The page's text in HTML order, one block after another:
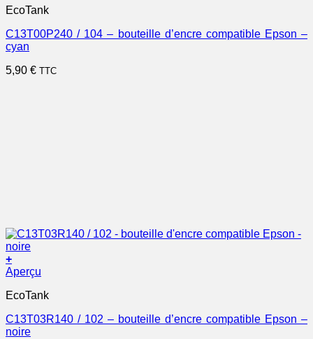
EcoTank
C13T00P240 / 104 – bouteille d’encre compatible Epson –
cyan
5,90 € TTC
+
Aperçu
EcoTank
C13T03R140 / 102 – bouteille d’encre compatible Epson –
noire